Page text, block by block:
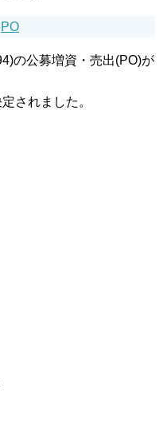
PO
の公募増資・売出(PO)が
されました。